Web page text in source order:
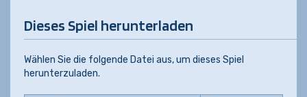
Dieses Spiel herunterladen
Wählen Sie die folgende Datei aus, um dieses Spiel
herunterzuladen.